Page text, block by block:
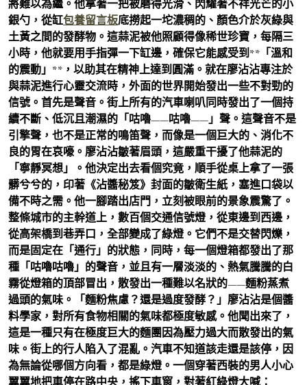
將難以為繼。他拿著一把被磨得光滑、閃耀著不祥光芒的小
銀勺，從缸包養留言板底撈起一坨濃稠的、顏色介於灰綠與
土黃之間的發酵物。這蒜泥被他照顧得像稀世珍寶，每隔三
小時，他就要用手指彈一下缸邊，確保它能感受到**「溫和
的震動」**，以助其在精神上達到圓滿。就在廖沾沾專注於
與蒜泥進行心靈交流時，外面的世界開始發出一些不對勁的
信號。首先是聲音。街上所有的汽車喇叭同時發出了一個持
續不斷、低沉且潮濕的「咕嚕——咕嚕——」聲。這聲音不是
引擎聲，也不是正常的鳴笛聲，而像是一個巨大的、消化不
良的胃在哀嚎。廖沾沾皺著眉頭，這嚴重干擾了他蒜泥的
「寧靜冥想」。他決定出去看個究竟，順手從桌上拿了一張
髒兮兮的，印著《沾醬秘笈》封面的皺衛生紙，塞進口袋以
備不時之需。他一腳踏出店門，立刻被眼前的景象震驚了。
整條城市的主幹道上，數百個交通信號燈，從東邊到西邊，
從高架橋到巷弄口，全部變成了綠燈。它們不是交替閃爍，
而是固定在「通行」的狀態，同時，每一個燈箱都發出了那
種「咕嚕咕嚕」的聲音，並且有一層淡淡的、熱氣騰騰的白
霧從燈箱的頂部冒出，散發出一種難以名狀的——麵粉蒸煮
過頭的氣味。「麵粉焦慮？還是過度發酵？」廖沾沾是個醬
料學家，對所有食物相關的氣味都極度敏感。他聞出來了，
這是一種只有在極度巨大的麵團因為壓力過大而散發出的氣
味。街上的行人陷入了混亂。汽車不知道該走還是該停，因
為無論從哪個方向看，都是綠燈。一個穿著西裝的男人小心
翼翼地把車停在路中央，搖下車窗，對著紅綠燈大喊：